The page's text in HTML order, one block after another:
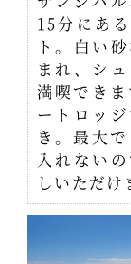
15分にあ
ト。白い
まれ、シ
満喫でき
ートロッ
き。最大
入れない
しいただけ